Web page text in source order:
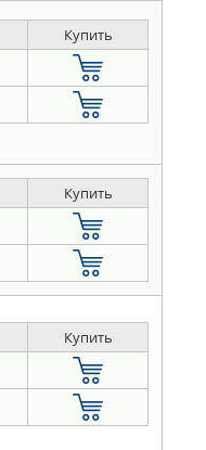
Купить
Купить
Купить